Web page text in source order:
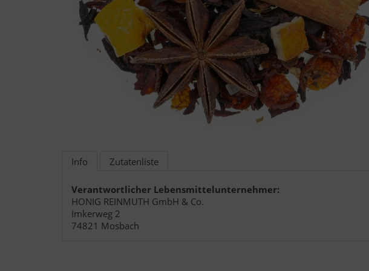
Info Zutatenliste
Verantwortlicher Lebensmittelunternehmer:
HONIG REINMUTH GmbH & Co.
Imkerweg 2
74821 Mosbach